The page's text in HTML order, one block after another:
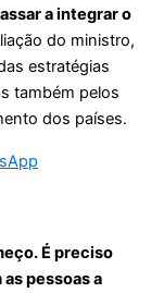
a integrar o
do ministro,
estratégias
também pelos
dos países.
É preciso
pessoas a